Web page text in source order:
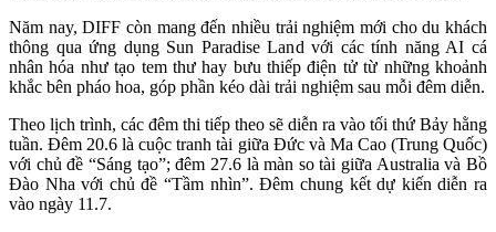
Năm nay, DIFF còn mang đến nhiều trải nghiệm mới cho du khách
thông qua ứng dụng Sun Paradise Land với các tính năng AI cá
nhân hóa như tạo tem thư hay bưu thiếp điện tử từ những khoảnh
khắc bên pháo hoa, góp phần kéo dài trải nghiệm sau mỗi đêm diễn.
Theo lịch trình, các đêm thi tiếp theo sẽ diễn ra vào tối thứ Bảy hằng
tuần. Đêm 20.6 là cuộc tranh tài giữa Đức và Ma Cao (Trung Quốc)
với chủ đề “Sáng tạo”; đêm 27.6 là màn so tài giữa Australia và Bồ
Đào Nha với chủ đề “Tầm nhìn”. Đêm chung kết dự kiến diễn ra
vào ngày 11.7.